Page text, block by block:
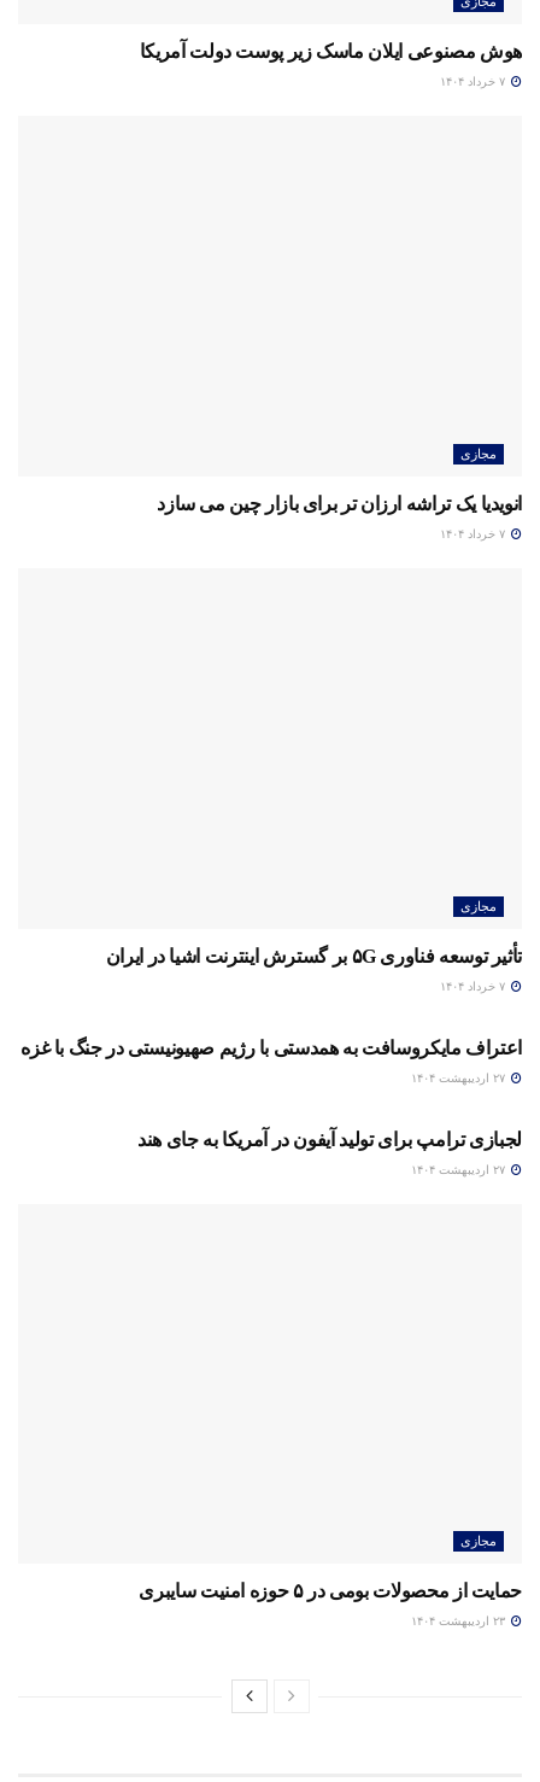
هوش مصنوعی ایلان ماسک زیر پوست دولت آمریکا
مجازی
انویدیا یک تراشه ارزان تر برای بازار چین می سازد
مجازی
تأثیر توسعه فناوری ۵G بر گسترش اینترنت اشیا در ایران
مجازی
اعتراف مایکروسافت به همدستی با رژیم صهیونیستی در جنگ با غزه
مجازی
لجبازی ترامپ برای تولید آیفون در آمریکا به جای هند
مجازی
حمایت از محصولات بومی در ۵ حوزه امنیت سایبری